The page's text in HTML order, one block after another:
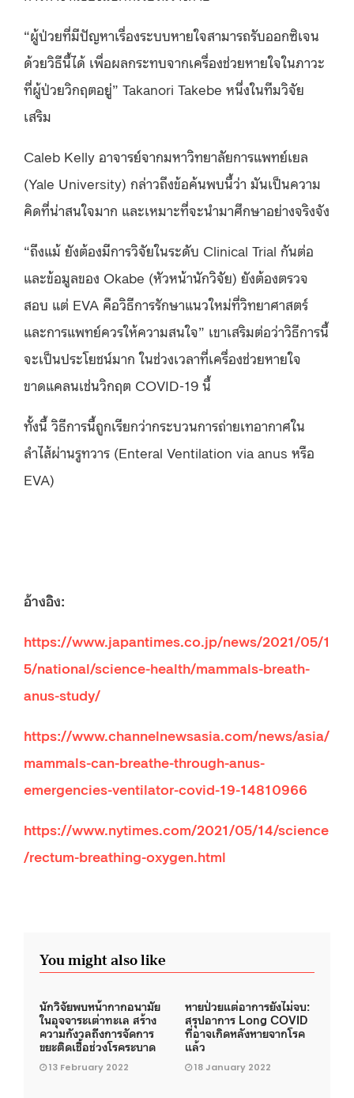
“ผู้ป่วยที่มีปัญหาเรื่องระบบหายใจสามารถรับออกซิเจน
ด้วยวิธีนี้ได้ เพื่อผลกระทบจากเครื่องช่วยหายใจในภาวะ
ที่ผู้ป่วยวิกฤตอยู่” Takanori Takebe หนึ่งในทีมวิจัย
เสริม
Caleb Kelly อาจารย์จากมหาวิทยาลัยการแพทย์เยล
(Yale University) กล่าวถึงข้อค้นพบนี้ว่า มันเป็นความ
คิดที่น่าสนใจมาก และเหมาะที่จะนำมาศึกษาอย่างจริงจัง
“ถึงแม้ ยังต้องมีการวิจัยในระดับ Clinical Trial กันต่อ
และข้อมูลของ Okabe (หัวหน้านักวิจัย) ยังต้องตรวจ
สอบ แต่ EVA คือวิธีการรักษาแนวใหม่ที่วิทยาศาสตร์
และการแพทย์ควรให้ความสนใจ” เขาเสริมต่อว่าวิธีการนี้
จะเป็นประโยชน์มาก ในช่วงเวลาที่เครื่องช่วยหายใจ
ขาดแคลนเช่นวิกฤต COVID-19 นี้
ทั้งนี้ วิธีการนี้ถูกเรียกว่ากระบวนการถ่ายเทอากาศใน
ลำไส้ผ่านรูทวาร (Enteral Ventilation via anus หรือ
EVA)
อ้างอิง:
https://www.japantimes.co.jp/news/2021/05/1
5/national/science-health/mammals-breath-
anus-study/
https://www.channelnewsasia.com/news/asia/
mammals-can-breathe-through-anus-
emergencies-ventilator-covid-19-14810966
https://www.nytimes.com/2021/05/14/science
/rectum-breathing-oxygen.html
You might also like
นักวิจัยพบหน้ากากอนามัย
ในอุจจาระเต่าทะเล สร้าง
ความกังวลถึงการจัดการ
ขยะติดเชื้อช่วงโรคระบาด
13 February 2022
หายป่วยแต่อาการยังไม่จบ:
สรุปอาการ Long COVID
ที่อาจเกิดหลังหายจากโรค
แล้ว
18 January 2022